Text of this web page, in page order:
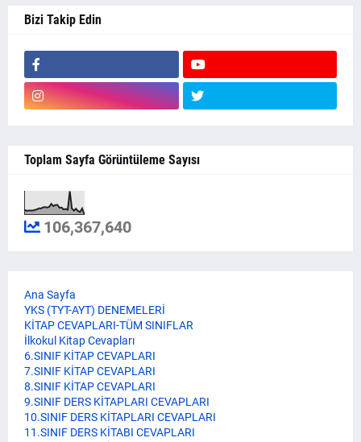
Bizi Takip Edin
Toplam Sayfa Görüntüleme Sayısı
106,367,640
Ana Sayfa
YKS (TYT-AYT) DENEMELERİ
KİTAP CEVAPLARI-TÜM SINIFLAR
İlkokul Kitap Cevapları
6.SINIF KİTAP CEVAPLARI
7.SINIF KİTAP CEVAPLARI
8.SINIF KİTAP CEVAPLARI
9.SINIF DERS KİTAPLARI CEVAPLARI
10.SINIF DERS KİTAPLARI CEVAPLARI
11.SINIF DERS KİTABI CEVAPLARI